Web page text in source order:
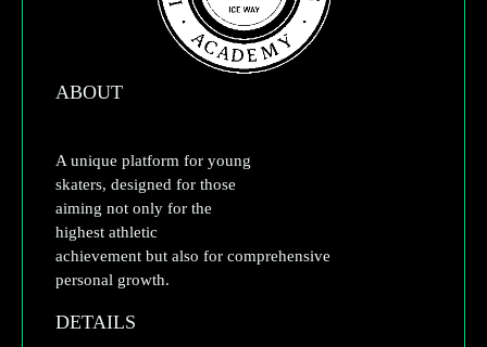
ABOUT
A unique platform for young
skaters, designed for those
aiming not only for the
highest athletic
achievement but also for comprehensive
personal growth.
DETAILS